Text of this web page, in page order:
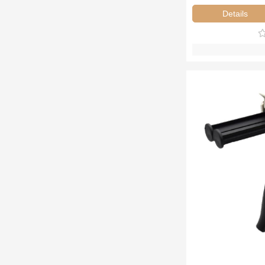
Details